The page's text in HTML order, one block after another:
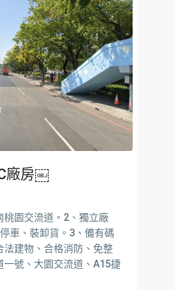
廠房￼
桃園交流道。2、獨立廠
車、裝卸貨。3、備有碼
建物、合格消防、免整
號、大園交流道、A15捷